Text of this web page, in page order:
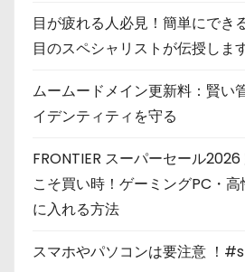
目が疲れる人必見！簡単にでき
目のスペシャリストが伝授しま
ムームードメイン更新料：賢い
イデンティティを守る
FRONTIER スーパーセール
こそ買い時！ゲーミングPC・
に入れる方法
スマホやパソコンは要注意 ！